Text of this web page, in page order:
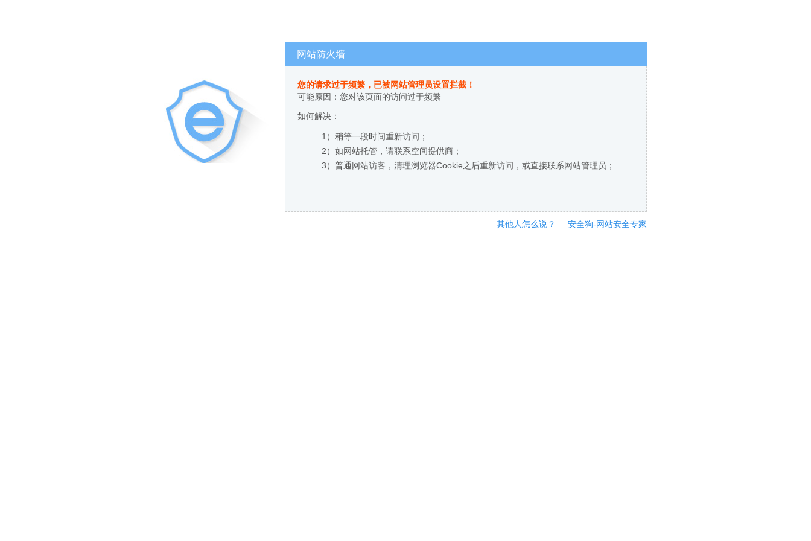
网站防火墙
您的请求过于频繁，已被网站管理员设置拦截！
可能原因：您对该页面的访问过于频繁
如何解决：
1）稍等一段时间重新访问；
2）如网站托管，请联系空间提供商；
3）普通网站访客，清理浏览器Cookie之后重新访问，或直接联系网站管理员；
其他人怎么说？ 安全狗-网站安全专家